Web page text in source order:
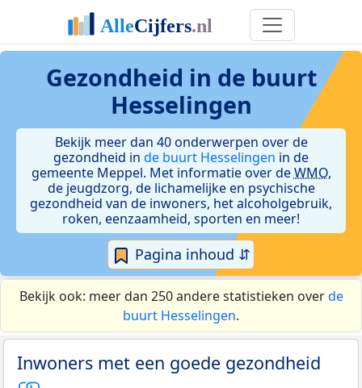
Gezondheid in de buurt
Hesselingen
Bekijk meer dan 40 onderwerpen over de
gezondheid in de buurt Hesselingen in de
gemeente Meppel. Met informatie over deWMO,
de jeugdzorg, de lichamelijke en psychische
gezondheid van de inwoners, het alcoholgebruik,
roken, eenzaamheid, sporten en meer!
Pagina inhoud ⇵
Bekijk ook: meer dan 250 andere statistieken overde
buurt Hesselingen.
Inwoners met een goede gezondheid